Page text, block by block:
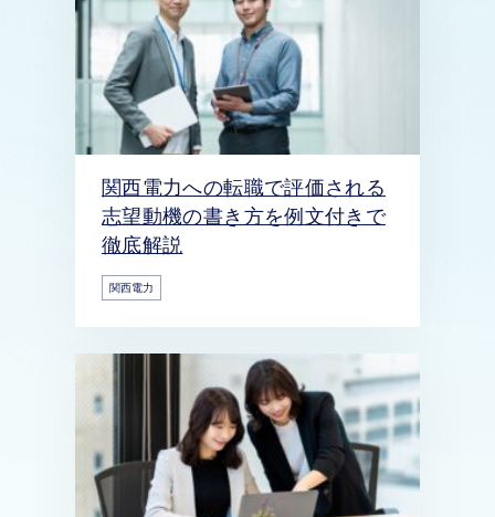
関西電力への転職で評価される
志望動機の書き方を例文付きで
徹底解説
関西電力